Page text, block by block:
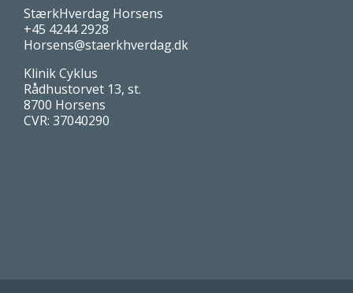
StærkHverdag Horsens
+45 4244 2928
Horsens@staerkhverdag.dk
Klinik Cyklus
Rådhustorvet 13, st.
8700 Horsens
CVR: 37040290